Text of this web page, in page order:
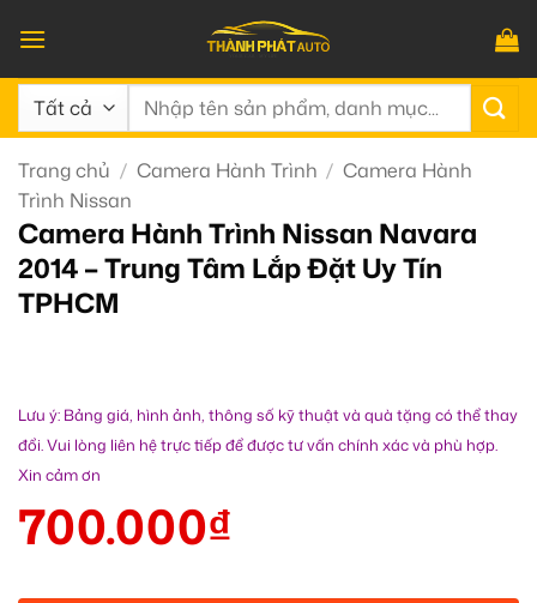
qua
nội
dung
Tìm
Trang chủ / Camera Hành Trình / Camera Hành
Trình Nissan
Camera Hành Trình Nissan Navara
2014 – Trung Tâm Lắp Đặt Uy Tín
TPHCM
Lưu ý: Bảng giá, hình ảnh, thông số kỹ thuật và quà tặng có thể thay
đổi. Vui lòng liên hệ trực tiếp để được tư vấn chính xác và phù hợp.
Xin cảm ơn
700.000₫